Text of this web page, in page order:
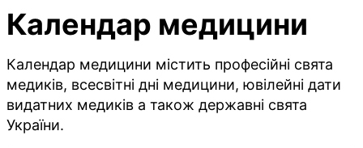
Календар медицини
Календар медицини містить професійні свята
медиків, всесвітні дні медицини, ювілейні дати
видатних медиків а також державні свята
України.